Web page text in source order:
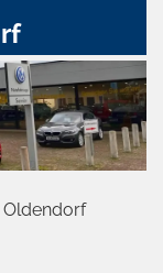
Oldendorf